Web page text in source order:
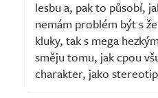
lesbu a, pak to působí,
nemám problém být s
kluky, tak s mega
směju tomu, jak cpou
charakter, jako